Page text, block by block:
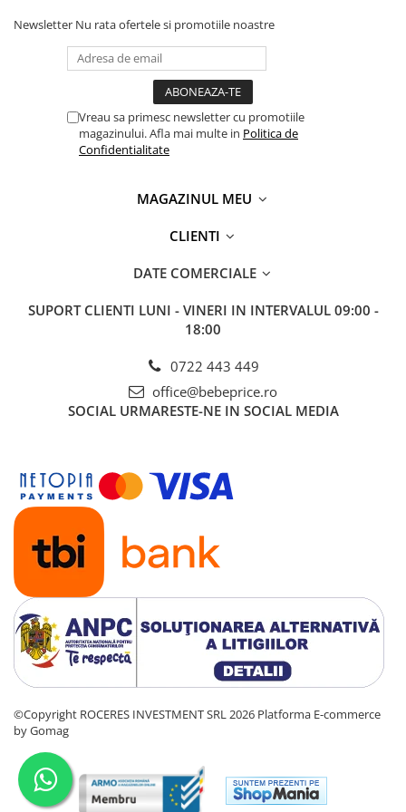
Newsletter Nu rata ofertele si promotiile noastre
Vreau sa primesc newsletter cu promotiile
magazinului. Afla mai multe in Politica de
Confidentialitate
MAGAZINUL MEU
CLIENTI
DATE COMERCIALE
SUPORT CLIENTI LUNI - VINERI IN INTERVALUL 09:00 -
18:00
0722 443 449
office@bebeprice.ro
SOCIAL URMARESTE-NE IN SOCIAL MEDIA
©Copyright ROCERES INVESTMENT SRL 2026 Platforma E-commerce
by Gomag